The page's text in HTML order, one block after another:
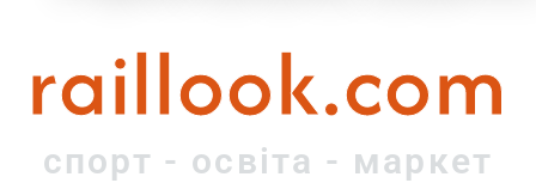
raillook.com
спорт - освіта - маркет